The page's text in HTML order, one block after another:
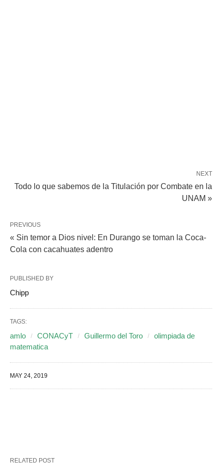
NEXT
Todo lo que sabemos de la Titulación por Combate en la
UNAM »
PREVIOUS
« Sin temor a Dios nivel: En Durango se toman la Coca-
Cola con cacahuates adentro
PUBLISHED BY
Chipp
TAGS:
amlo CONACyT Guillermo del Toro
olimpiada de
matematica
MAY 24, 2019
RELATED POST